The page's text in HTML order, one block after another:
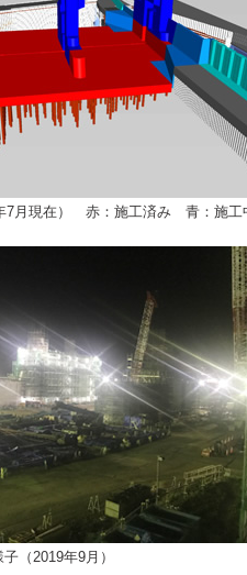
7月現在） 赤：施工済み 青：施工
（2019年9月）